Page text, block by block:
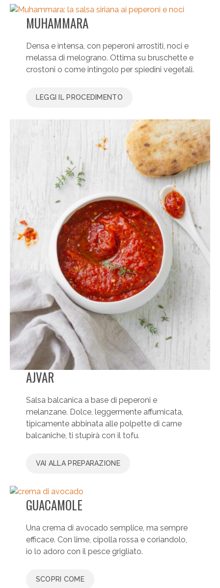
MUHAMMARA
Densa e intensa, con peperoni arrostiti, noci e
melassa di melograno. Ottima su bruschette e
crostoni o come intingolo per spiedini vegetali.
LEGGI IL PROCEDIMENTO
AJVAR
Salsa balcanica a base di peperoni e
melanzane. Dolce, leggermente affumicata,
tipicamente abbinata alle polpette di carne
balcaniche, ti stupirà con il tofu.
VAI ALLA PREPARAZIONE
GUACAMOLE
Una crema di avocado semplice, ma sempre
efficace. Con lime, cipolla rossa e coriandolo,
io lo adoro con il pesce grigliato.
SCOPRI COME